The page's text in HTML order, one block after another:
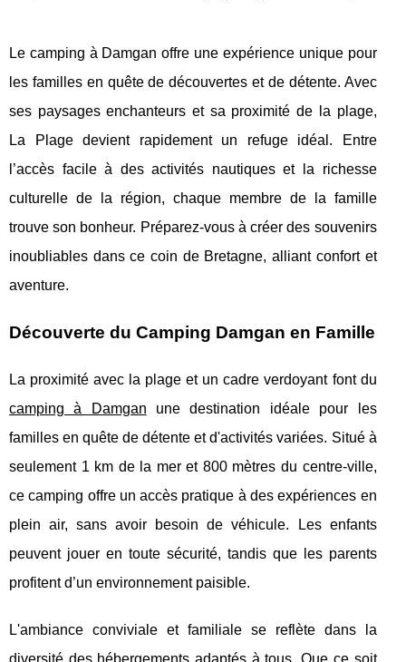
Le camping à Damgan offre une expérience unique pour
les familles en quête de découvertes et de détente. Avec
ses paysages enchanteurs et sa proximité de la plage,
La Plage devient rapidement un refuge idéal. Entre
l’accès facile à des activités nautiques et la richesse
culturelle de la région, chaque membre de la famille
trouve son bonheur. Préparez-vous à créer des souvenirs
inoubliables dans ce coin de Bretagne, alliant confort et
aventure.
Découverte du Camping Damgan en Famille
La proximité avec la plage et un cadre verdoyant font du
camping à Damgan une destination idéale pour les
familles en quête dedétente et d'activités variées. Situé à
seulement 1 km de la mer et 800 mètres du centre-ville,
ce camping offre un accès pratique à des expériences en
plein air, sans avoir besoin de véhicule. Les enfants
peuvent jouer en toute sécurité, tandis que les parents
profitent d’un environnement paisible.
L'ambiance conviviale et familiale se reflète dans la
diversité des hébergements adaptés à tous. Que ce soit